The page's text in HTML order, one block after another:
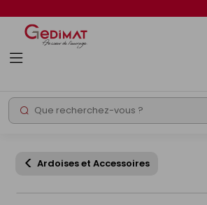
Rechercher
Ardoises et Accessoires